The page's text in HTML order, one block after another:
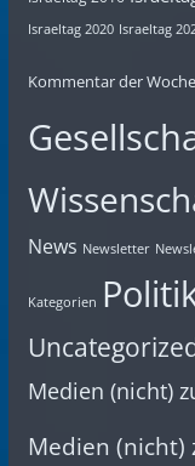
Israeltag 2020 Israeltag
Kommentar der Woche
News Newsletter
Kategorien
Medien (nicht)
Medien (nicht)